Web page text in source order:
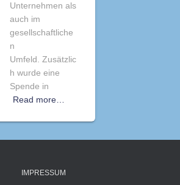
Unternehmen als
auch im
gesellschaftliche
n
Umfeld. Zusätzlic
h wurde eine
Spende in
Read more…
IMPRESSUM